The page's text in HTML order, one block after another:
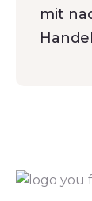
mit